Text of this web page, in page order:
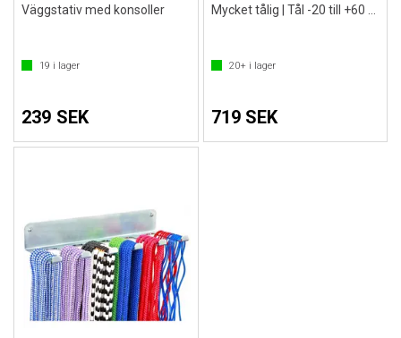
Väggstativ med konsoller
19 i lager
239 SEK
20+i lager
719 SEK